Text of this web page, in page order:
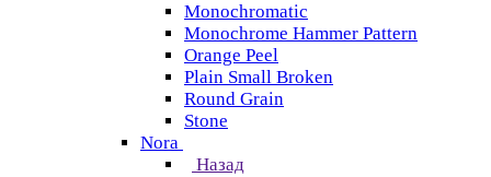
Monochromatic
Monochrome Hammer Pattern
Orange Peel
Plain Small Broken
Round Grain
Stone
Nora
Назад